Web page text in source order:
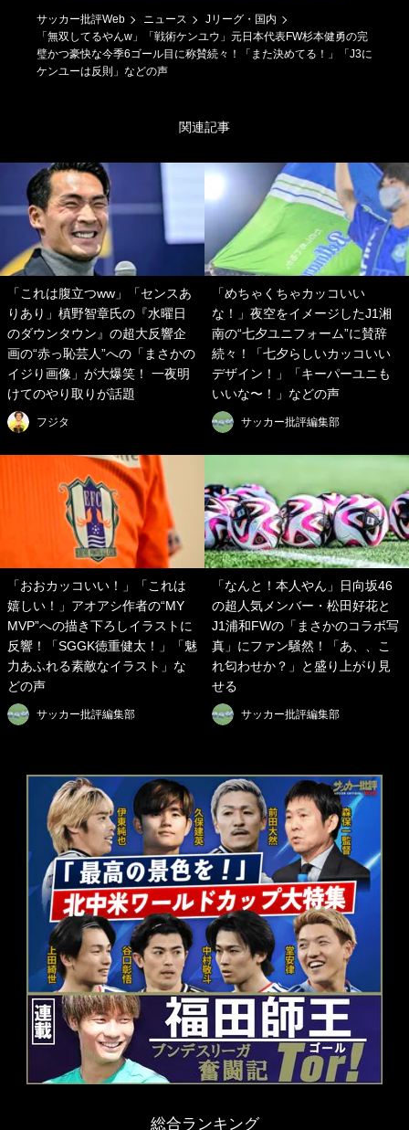
サッカー批評Web ニュース
Jリーグ・国内
「無双してるやんw」「戦術ケンユウ」元日本代表FW杉本健勇の完
璧かつ豪快な今季6ゴール目に称賛続々！「また決めてる！」「J3に
ケンユーは反則」などの声
関連記事
「これは腹立つww」「センスあ
りあり」槙野智章氏の『水曜日
のダウンタウン』の超大反響企
画の“赤っ恥芸人”への「まさかの
イジり画像」が大爆笑！ 一夜明
けてのやり取りが話題
フジタ
「めちゃくちゃカッコいい
な！」夜空をイメージしたJ1湘
南の“七夕ユニフォーム”に賛辞
続々！「七夕らしいカッコいい
デザイン！」「キーパーユニも
いいな〜！」などの声
サッカー批評編集部
「おおカッコいい！」「これは
嬉しい！」アオアシ作者の“MY
MVP”への描き下ろしイラストに
反響！「SGGK徳重健太！」「魅
力あふれる素敵なイラスト」な
どの声
サッカー批評編集部
「なんと！本人やん」日向坂46
の超人気メンバー・松田好花と
J1浦和FWの「まさかのコラボ写
真」にファン騒然！「あ、、こ
れ匂わせか？」と盛り上がり見
せる
サッカー批評編集部
総合ランキング